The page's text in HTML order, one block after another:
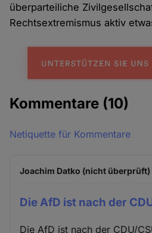
überparteiliche
Rechtsextremismus aktiv
Kommentare (10)
Netiquette für Kommentare
Joachim Datko (nicht überprüft)
Die AfD ist nach der
Die AfD ist nach der CDU/